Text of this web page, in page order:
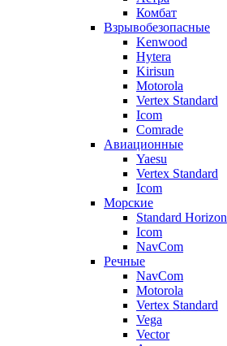
Комбат
Взрывобезопасные
Kenwood
Hytera
Kirisun
Motorola
Vertex Standard
Icom
Comrade
Авиационные
Yaesu
Vertex Standard
Icom
Морские
Standard Horizon
Icom
NavCom
Речные
NavCom
Motorola
Vertex Standard
Vega
Vector